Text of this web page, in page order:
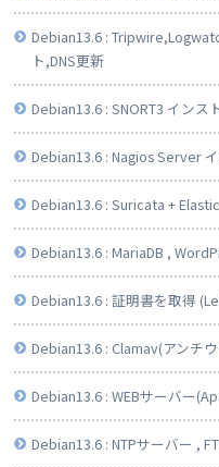
Debian13.6 :
ト,DNS更新
Debian13.6 : SNORT3 インス
Debian13.6 : Nagios Server
Debian13.6 : Suricata +
Debian13.6 : MariaDB ,
Debian13.6 : 証明書を取得
Debian13.6 : Clamav(アンチ
Debian13.6 : WEBサーバー
Debian13.6 : NTPサーバー ,